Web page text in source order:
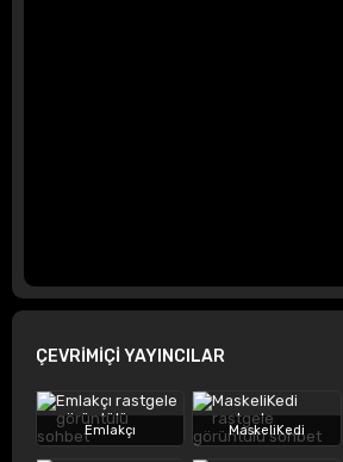
ÇEVRİMİÇİ YAYINCILAR
Emlakçı MaskeliKedi